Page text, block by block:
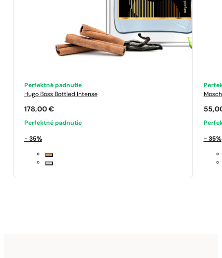
Perfektné padnutie
Hugo Boss Bottled Intense
178,00 €
Perfektné padnutie
- 35% - 35%